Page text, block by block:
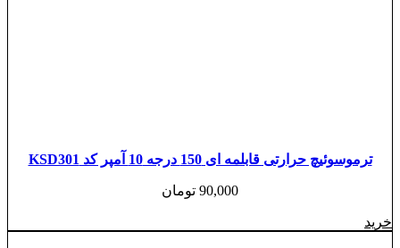
ترموسوئیچ حرارتی قابلمه ای 150 درجه 10 آمپر کد KSD301
90,000 تومان
خرید